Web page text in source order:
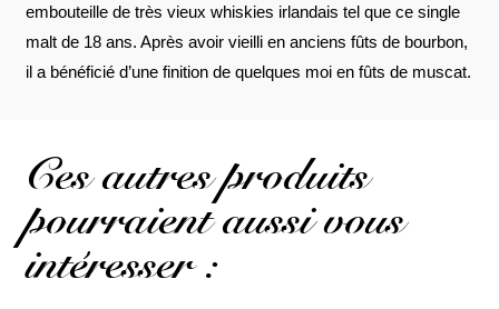
embouteille de très vieux whiskies irlandais tel que ce single
malt de 18 ans. Après avoir vieilli en anciens fûts de bourbon,
il a bénéficié d’une finition de quelques moi en fûts de muscat.
Ces autres produits
pourraient aussi vous
intéresser :